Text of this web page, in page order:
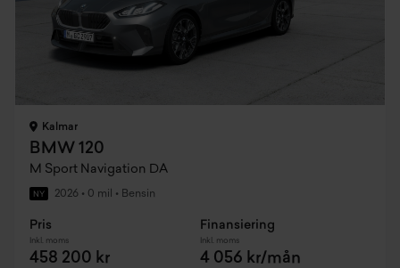
Kalmar
BMW 120
M Sport Navigation DA
NY 2026 • 0 mil • Bensin
Pris
Inkl. moms
458 200 kr
Finansiering
Inkl. moms
4 056 kr/mån